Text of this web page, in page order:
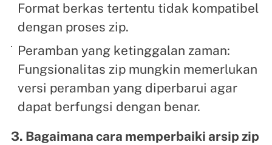
Format berkas tertentu tidak kompatibel
dengan proses zip.
Peramban yang ketinggalan zaman:
Fungsionalitas zip mungkin memerlukan
versi peramban yang diperbarui agar
dapat berfungsi dengan benar.
3. Bagaimana cara memperbaiki arsip zip